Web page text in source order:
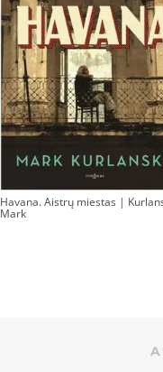
Havana. Aistrų miestas |
Mark